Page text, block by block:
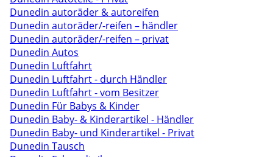
Dunedin autoräder & autoreifen
Dunedin autoräder/-reifen – händler
Dunedin autoräder/-reifen – privat
Dunedin Autos
Dunedin Luftfahrt
Dunedin Luftfahrt - durch Händler
Dunedin Luftfahrt - vom Besitzer
Dunedin Für Babys & Kinder
Dunedin Baby- & Kinderartikel - Händler
Dunedin Baby- und Kinderartikel - Privat
Dunedin Tausch